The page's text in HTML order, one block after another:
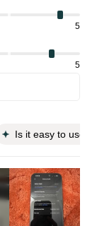
5
5
Is it easy to use?